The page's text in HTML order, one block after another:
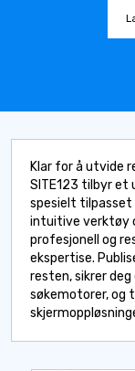
Klar for å utvide
SITE123 tilbyr
spesielt tilpasset
intuitive verktøy
profesjonell og
ekspertise.
resten, sikrer
søkemotorer, og